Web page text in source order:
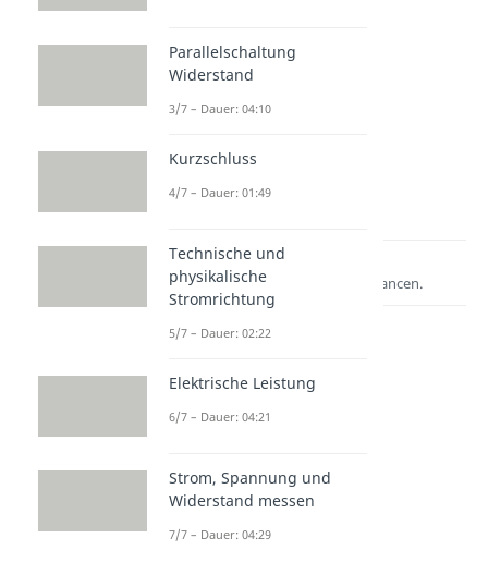
Lernen lohnt sich!
Entdecke hier deine Chancen.
Weitere Inhalte:
Parallelschaltung
Widerstand
3/7 – Dauer: 04:10
Kurzschluss
4/7 – Dauer: 01:49
Technische und
physikalische
Stromrichtung
5/7 – Dauer: 02:22
Elektrische Leistung
6/7 – Dauer: 04:21
Strom, Spannung und
Widerstand messen
7/7 – Dauer: 04:29